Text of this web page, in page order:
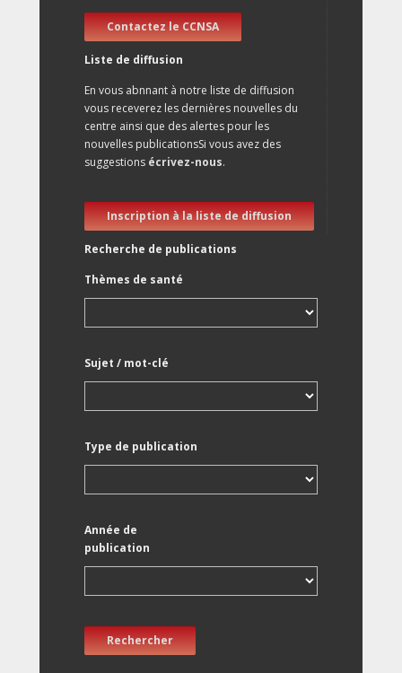
Contactez le CCNSA
Liste de diffusion
En vous abnnant à notre liste de diffusion
vous receverez les dernières nouvelles du
centre ainsi que des alertes pour les
nouvelles publicationsSi vous avez des
suggestions écrivez-nous.
Inscription à la liste de diffusion
Recherche de publications
Thèmes de santé
Sujet / mot-clé
Type de publication
Année de
publication
Rechercher